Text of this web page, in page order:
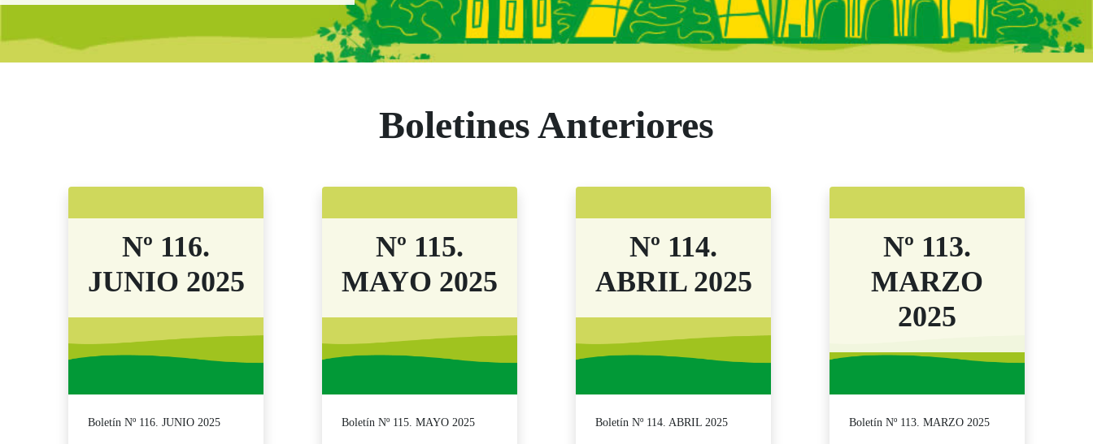
Boletín Noticias Comunidad de Madrid -
Boletines Anteriores
Nº 116.
JUNIO 2025
Boletín Nº 116. JUNIO 2025
Nº 115.
MAYO 2025
Boletín Nº 115. MAYO 2025
Nº 114.
ABRIL 2025
Boletín Nº 114. ABRIL 2025
Nº 113.
MARZO
2025
Boletín Nº 113. MARZO 2025